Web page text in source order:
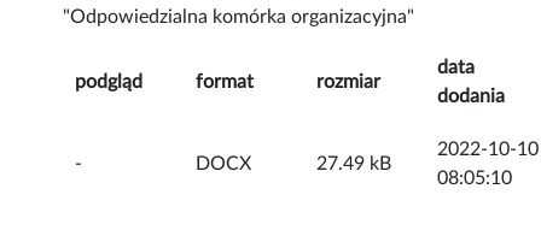
"Odpowiedzialna komórka organizacyjna"
podgląd format rozmiar
data
dodania
- DOCX 27.49 kB
2022-10-10
08:05:10